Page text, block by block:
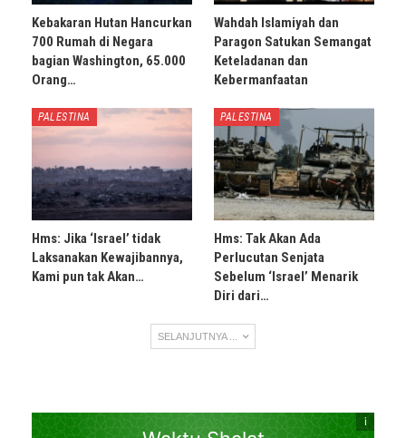
Kebakaran Hutan Hancurkan
700 Rumah di Negara
bagian Washington, 65.000
Orang…
Wahdah Islamiyah dan
Paragon Satukan Semangat
Keteladanan dan
Kebermanfaatan
PALESTINA
Hms: Jika ‘Israel’ tidak
Laksanakan Kewajibannya,
Kami pun tak Akan…
PALESTINA
Hms: Tak Akan Ada
Perlucutan Senjata
Sebelum ‘Israel’ Menarik
Diri dari…
SELANJUTNYA ...